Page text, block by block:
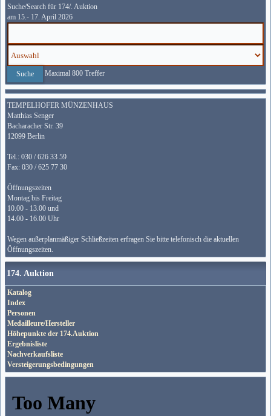
Suche/Search für 174/. Auktion
am 15.- 17. April 2026
Maximal 800 Treffer
TEMPELHOFER MÜNZENHAUS
Matthias Senger
Bacharacher Str. 39
12099 Berlin
Tel.: 030 / 626 33 59
Fax: 030 / 625 77 30
Öffnungszeiten
Montag bis Freitag
10.00 - 13.00 und
14.00 - 16.00 Uhr
Wegen außerplanmäßiger Schließzeiten erfragen Sie bitte telefonisch die aktuellen
Öffnungszeiten.
174. Auktion
Katalog
Index
Personen
Medailleure/Hersteller
Höhepunkte der 174.Auktion
Ergebnisliste
Nachverkaufsliste
Versteigerungsbedingungen